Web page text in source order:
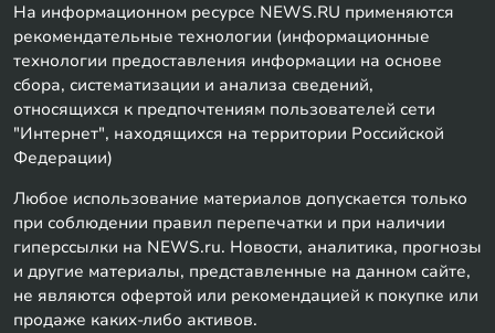
На информационном ресурсе NEWS.RU применяются
рекомендательные технологии (информационные
технологии предоставления информации на основе
сбора, систематизации и анализа сведений,
относящихся к предпочтениям пользователей сети
"Интернет", находящихся на территории Российской
Федерации)
Любое использование материалов допускается только
при соблюдении правил перепечатки и при наличии
гиперссылки на NEWS.ru. Новости, аналитика, прогнозы
и другие материалы, представленные на данном сайте,
не являются офертой или рекомендацией к покупке или
продаже каких-либо активов.